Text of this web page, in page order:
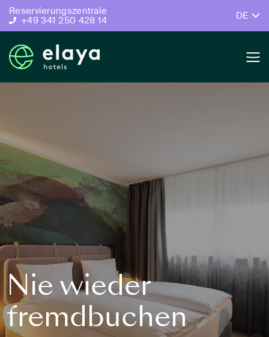
Reservierungszentrale
+49 341 250 428 14
DE
Nie wieder
fremdbuchen